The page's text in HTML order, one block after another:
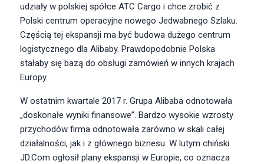
udziały w polskiej spółce ATC Cargo i chce zrobić z
Polski centrum operacyjne nowego Jedwabnego Szlaku.
Częścią tej ekspansji ma być budowa dużego centrum
logistycznego dla Alibaby. Prawdopodobnie Polska
stałaby się bazą do obsługi zamówień w innych krajach
Europy.
W ostatnim kwartale 2017 r. Grupa Alibaba odnotowała
„doskonałe wyniki finansowe”. Bardzo wysokie wzrosty
przychodów firma odnotowała zarówno w skali całej
działalności, jak i z głównego biznesu. W lutym chiński
JD.Com ogłosił plany ekspansji w Europie, co oznacza